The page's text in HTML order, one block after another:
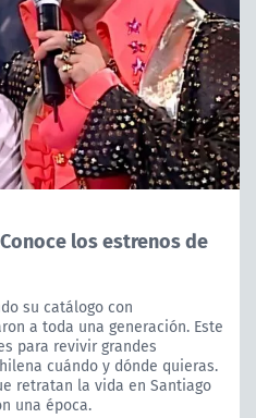
los estrenos de
su catálogo con
a toda una generación. Este
para revivir grandes
cuándo y dónde quieras.
retratan la vida en Santiago
una época.